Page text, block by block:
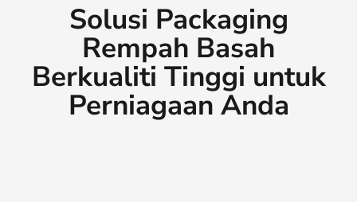
Solusi Packaging
Rempah Basah
Berkualiti Tinggi untuk
Perniagaan Anda